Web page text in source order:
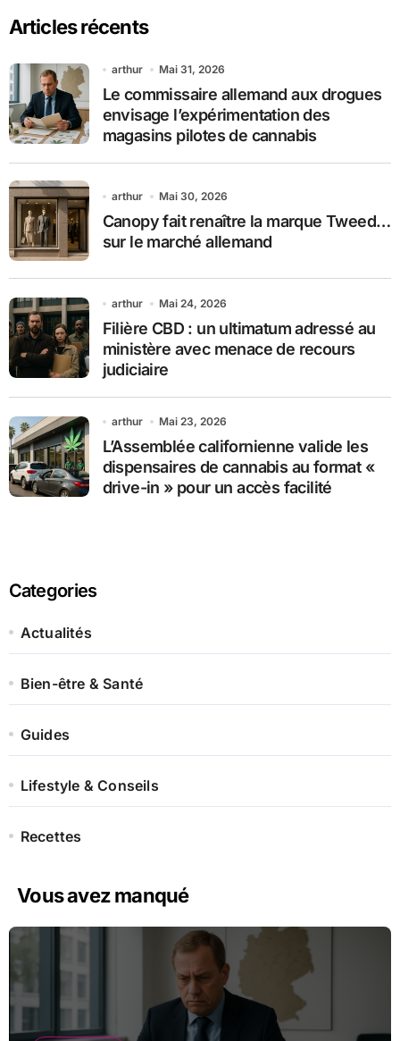
Articles récents
arthur Mai 31, 2026
Le commissaire allemand aux drogues
envisage l’expérimentation des
magasins pilotes de cannabis
arthur Mai 30, 2026
Canopy fait renaître la marque Tweed…
sur le marché allemand
arthur Mai 24, 2026
Filière CBD : un ultimatum adressé au
ministère avec menace de recours
judiciaire
arthur Mai 23, 2026
L’Assemblée californienne valide les
dispensaires de cannabis au format «
drive-in » pour un accès facilité
Categories
Actualités
Bien-être & Santé
Guides
Lifestyle & Conseils
Recettes
Vous avez manqué